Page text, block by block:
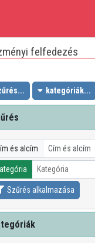
felfedezés
kategóriák...
és alcím
Szűrés alkalmazása